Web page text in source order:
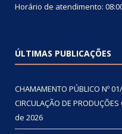
Horário de atendimento:
ÚLTIMAS PUBLICAÇÕES
CHAMAMENTO PÚBLICO Nº
CIRCULAÇÃO DE
de 2026